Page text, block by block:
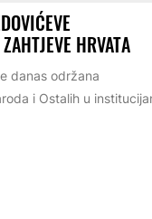
HRVATA
danas održana
i Ostalih u